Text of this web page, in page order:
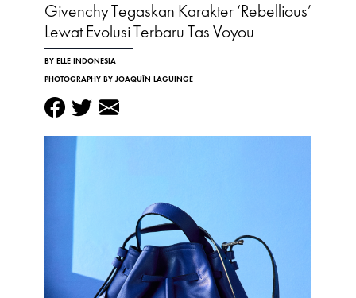
Givenchy Tegaskan Karakter ‘Rebellious’
Lewat Evolusi Terbaru Tas Voyou
BY ELLE INDONESIA
PHOTOGRAPHY BY JOAQUÍN LAGUINGE